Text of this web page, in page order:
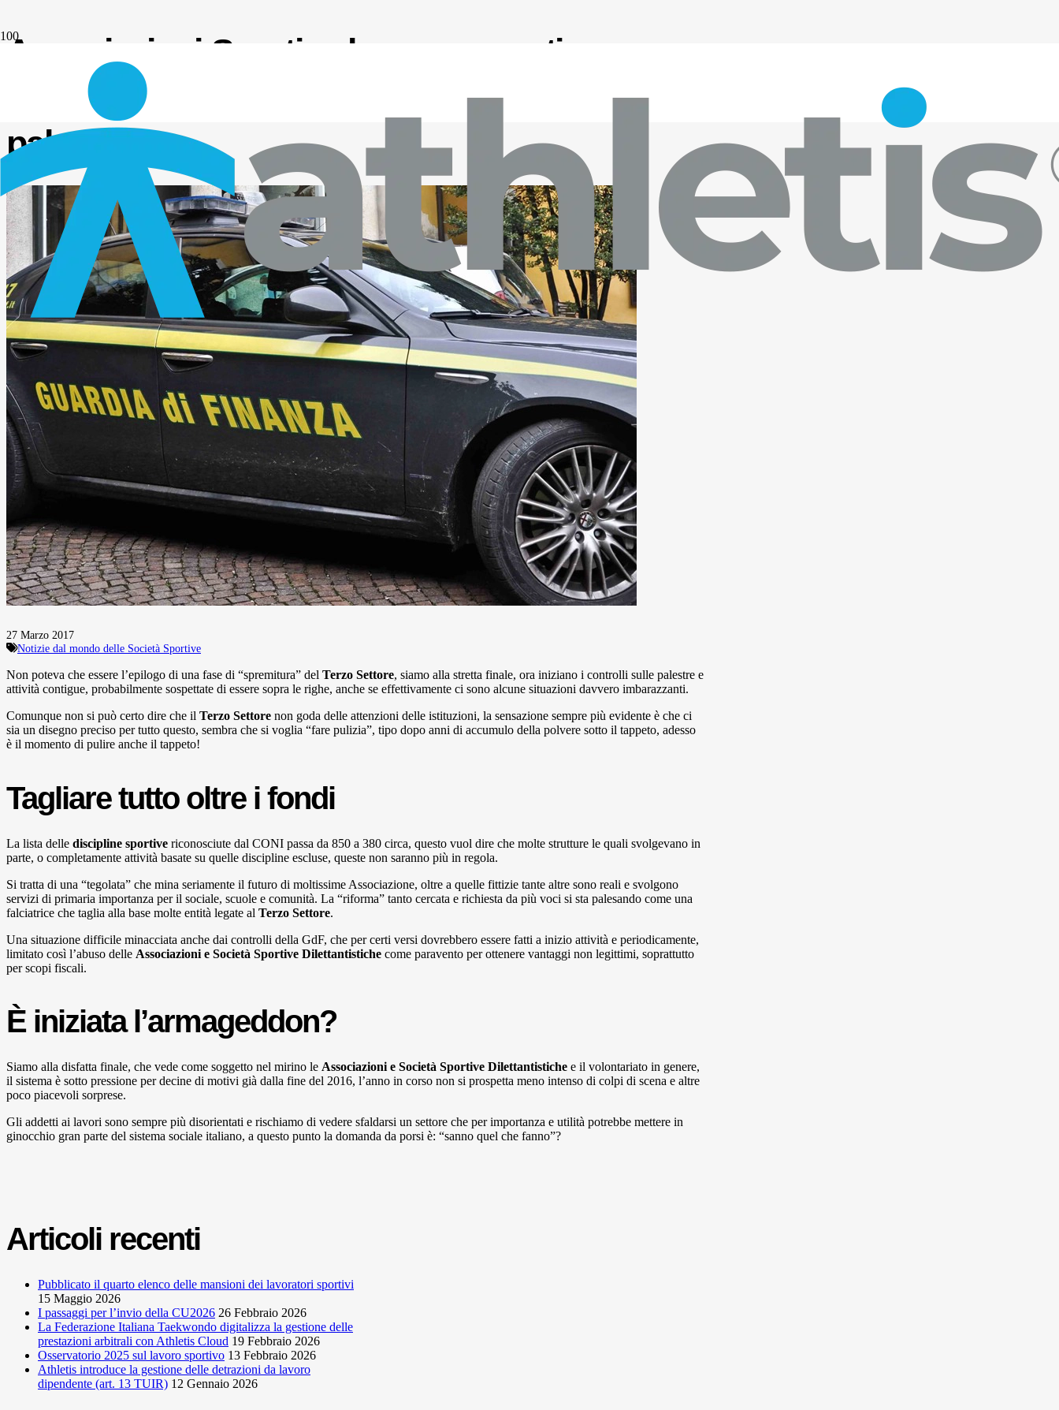
Associazioni Sportive la morsa continua:
controlli della Guardia di Finanza in tutte le
palestre!
27 Marzo 2017
Notizie dal mondo delle Società Sportive
Non poteva che essere l’epilogo di una fase di “spremitura” del Terzo Settore, siamo alla stretta finale, ora iniziano i controlli sulle palestre e
attività contigue, probabilmente sospettate di essere sopra le righe, anche se effettivamente ci sono alcune situazioni davvero imbarazzanti.
Comunque non si può certo dire che il Terzo Settore non goda delle attenzioni delle istituzioni, la sensazione sempre più evidente è che ci
sia un disegno preciso per tutto questo, sembra che si voglia “fare pulizia”, tipo dopo anni di accumulo della polvere sotto il tappeto, adesso
è il momento di pulire anche il tappeto!
Tagliare tutto oltre i fondi
La lista delle discipline sportive riconosciute dal CONI passa da 850 a 380 circa, questo vuol dire che molte strutture le quali svolgevano in
parte, o completamente attività basate su quelle discipline escluse, queste non saranno più in regola.
Si tratta di una “tegolata” che mina seriamente il futuro di moltissime Associazione, oltre a quelle fittizie tante altre sono reali e svolgono
servizi di primaria importanza per il sociale, scuole e comunità. La “riforma” tanto cercata e richiesta da più voci si sta palesando come una
falciatrice che taglia alla base molte entità legate al Terzo Settore.
Una situazione difficile minacciata anche dai controlli della GdF, che per certi versi dovrebbero essere fatti a inizio attività e periodicamente,
limitato così l’abuso delle Associazioni e Società Sportive Dilettantistiche come paravento per ottenere vantaggi non legittimi, soprattutto
per scopi fiscali.
È iniziata l’armageddon?
Siamo alla disfatta finale, che vede come soggetto nel mirino le Associazioni e Società Sportive Dilettantistiche e il volontariato in genere,
il sistema è sotto pressione per decine di motivi già dalla fine del 2016, l’anno in corso non si prospetta meno intenso di colpi di scena e altre
poco piacevoli sorprese.
Gli addetti ai lavori sono sempre più disorientati e rischiamo di vedere sfaldarsi un settore che per importanza e utilità potrebbe mettere in
ginocchio gran parte del sistema sociale italiano, a questo punto la domanda da porsi è: “sanno quel che fanno”?
Articoli recenti
Pubblicato il quarto elenco delle mansioni dei lavoratori sportivi
15 Maggio 2026
I passaggi per l’invio della CU2026 26 Febbraio 2026
La Federazione Italiana Taekwondo digitalizza la gestione delle
prestazioni arbitrali con Athletis Cloud 19 Febbraio 2026
Osservatorio 2025 sul lavoro sportivo 13 Febbraio 2026
Athletis introduce la gestione delle detrazioni da lavoro
dipendente (art. 13 TUIR) 12 Gennaio 2026